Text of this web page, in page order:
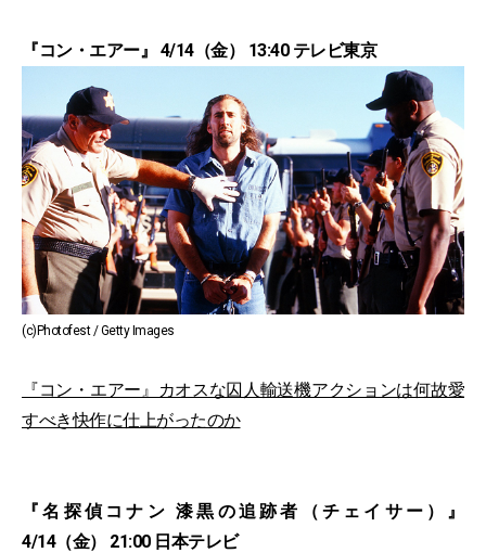
『コン・エアー』 4/14（金） 13:40 テレビ東京
(c)Photofest / Getty Images
『コン・エアー』カオスな囚人輸送機アクションは何故愛
すべき快作に仕上がったのか
『名探偵コナン 漆黒の追跡者（チェイサー）』
4/14（金） 21:00 日本テレビ